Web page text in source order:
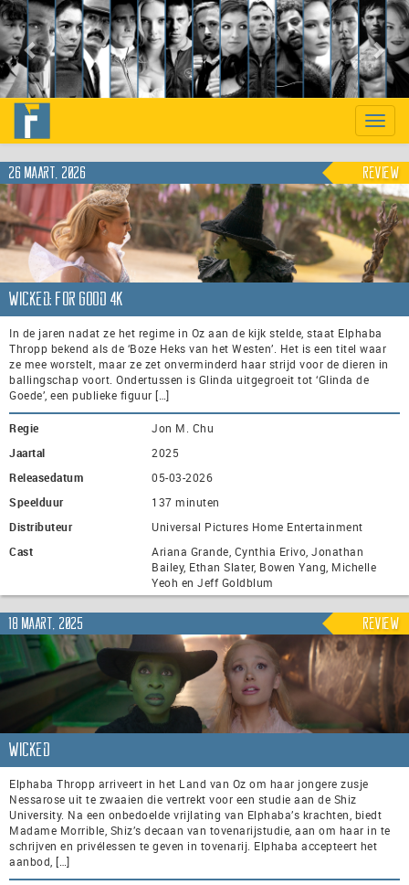
Previous
Toggle
26 maart, 2026 Review
Wicked: For Good 4K
In de jaren nadat ze het regime in Oz aan de kijk stelde, staat Elphaba
Thropp bekend als de ‘Boze Heks van het Westen’. Het is een titel waar
ze mee worstelt, maar ze zet onverminderd haar strijd voor de dieren in
ballingschap voort. Ondertussen is Glinda uitgegroeit tot ‘Glinda de
Goede’, een publieke figuur […]
Regie
Jon M. Chu
Jaartal
2025
Releasedatum
05-03-2026
Speelduur
137 minuten
Distributeur
Universal Pictures Home Entertainment
Cast
Ariana Grande, Cynthia Erivo, Jonathan
Bailey, Ethan Slater, Bowen Yang, Michelle
Yeoh en Jeff Goldblum
18 maart, 2025 Review
Wicked
Elphaba Thropp arriveert in het Land van Oz om haar jongere zusje
Nessarose uit te zwaaien die vertrekt voor een studie aan de Shiz
University. Na een onbedoelde vrijlating van Elphaba’s krachten, biedt
Madame Morrible, Shiz’s decaan van tovenarijstudie, aan om haar in te
schrijven en privélessen te geven in tovenarij. Elphaba accepteert het
aanbod, […]